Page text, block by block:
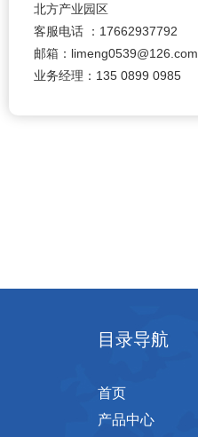
北方产业园区
客服电话 ：17662937792
邮箱：limeng0539@126.com
业务经理：135 0899 0985
目录导航
首页
产品中心